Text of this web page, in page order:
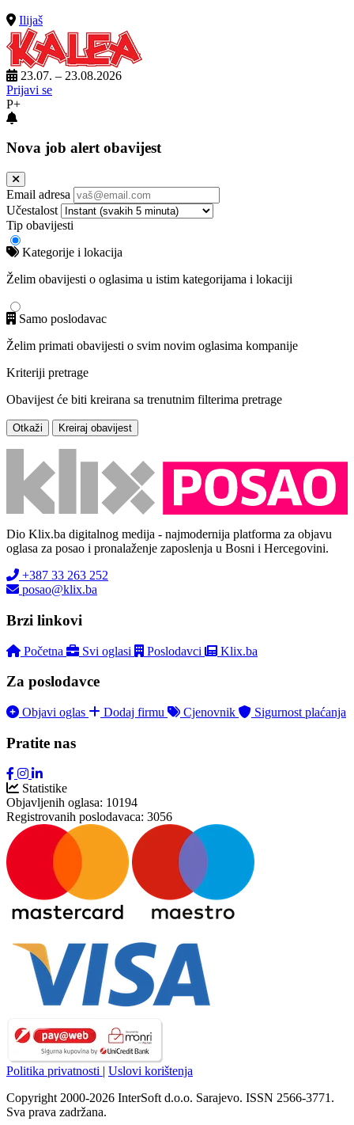
Ilijaš
23.07. – 23.08.2026
Prijavi se
P+
Nova job alert obavijest
Email adresa
Učestalost
Tip obavijesti
Kategorije i lokacija
Želim obavijesti o oglasima u istim kategorijama i lokaciji
Samo poslodavac
Želim primati obavijesti o svim novim oglasima kompanije
Kriteriji pretrage
Obavijest će biti kreirana sa trenutnim filterima pretrage
Otkaži Kreiraj obavijest
Dio Klix.ba digitalnog medija - najmodernija platforma za objavu
oglasa za posao i pronalaženje zaposlenja u Bosni i Hercegovini.
+387 33 263 252
posao@klix.ba
Brzi linkovi
Početna Svi oglasi Poslodavci Klix.ba
Za poslodavce
Objavi oglas Dodaj firmu Cjenovnik Sigurnost plaćanja
Pratite nas
Statistike
Objavljenih oglasa: 10194
Registrovanih poslodavaca: 3056
Politika privatnosti | Uslovi korištenja
Copyright 2000-2026 InterSoft d.o.o. Sarajevo. ISSN 2566-3771.
Sva prava zadržana.